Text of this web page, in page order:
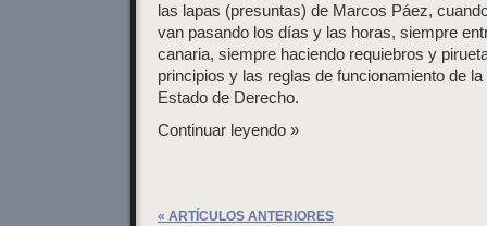
las lapas (presuntas) de Marcos Páez,
van pasando los días y las horas, siempre
canaria, siempre haciendo requiebros y
principios y las reglas de funcionamiento de
Estado de Derecho.
Continuar leyendo »
« ARTÍCULOS ANTERIORES